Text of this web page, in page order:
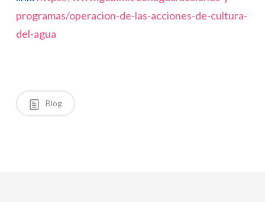
programas/operacion-de-las-acciones-de-cultura-
del-agua
Blog